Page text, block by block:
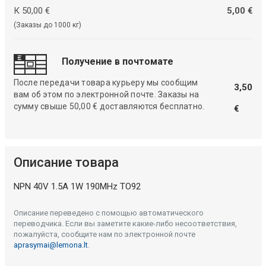
К 50,00 €
(Заказы до 1000 кг)
5,00 €
Получение в почтомате
После передачи товара курьеру мы сообщим
вам об этом по электронной почте. Заказы на
сумму свыше 50,00 € доставляются бесплатно.
3,50
€
Описание товара
NPN 40V 1.5A 1W 190MHz TO92
Описание переведено с помощью автоматического
переводчика. Если вы заметите какие-либо несоответствия,
пожалуйста, сообщите нам по электронной почте
aprasymai@lemona.lt.